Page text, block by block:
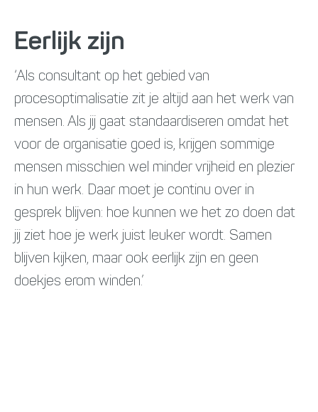
Eerlijk zijn
‘Als consultant op het gebied van
procesoptimalisatie zit je altijd aan het werk van
mensen. Als jij gaat standaardiseren omdat het
voor de organisatie goed is, krijgen sommige
mensen misschien wel minder vrijheid en plezier
in hun werk. Daar moet je continu over in
gesprek blijven: hoe kunnen we het zo doen dat
jij ziet hoe je werk juist leuker wordt. Samen
blijven kijken, maar ook eerlijk zijn en geen
doekjes erom winden.’